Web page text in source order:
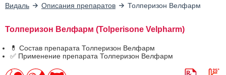
Видаль Описания препаратов Толперизон Велфарм
Толперизон Велфарм (Tolperisone Velpharm)
💊 Состав препарата Толперизон Велфарм
✅ Применение препарата Толперизон Велфарм